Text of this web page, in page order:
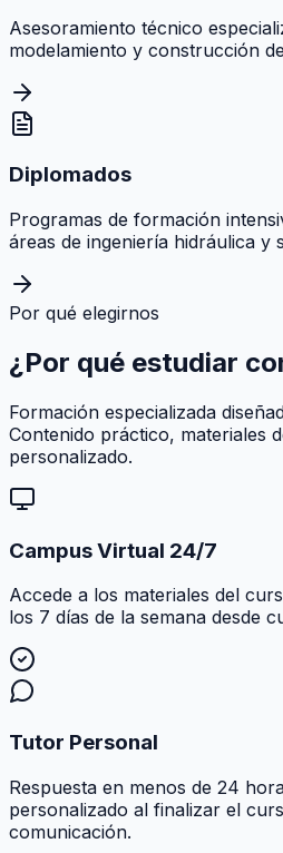
Asesoramiento técnico
modelamiento y construcción
Diplomados
Programas de formación
áreas de ingeniería hidráulica y
Por qué elegirnos
¿Por qué estudiar
Formación especializada
Contenido práctico, materiales
personalizado.
Campus Virtual 24/7
Accede a los materiales del
los 7 días de la semana desde
Tutor Personal
Respuesta en menos de 24
personalizado al finalizar el
comunicación.